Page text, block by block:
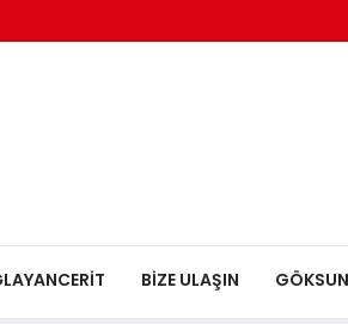
BİZE ULAŞIN GÖKSUN